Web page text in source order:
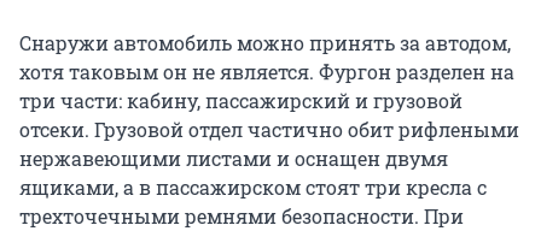
Снаружи автомобиль можно принять за автодом,
хотя таковым он не является. Фургон разделен на
три части: кабину, пассажирский и грузовой
отсеки. Грузовой отдел частично обит рифлеными
нержавеющими листами и оснащен двумя
ящиками, а в пассажирском стоят три кресла с
трехточечными ремнями безопасности. При